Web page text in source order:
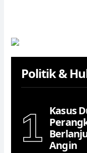
Politik &
1
Kasus
Angin